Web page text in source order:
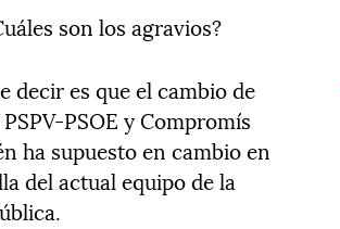
son los agravios?
decir es que el cambio de
PSOE y Compromís
ha supuesto en cambio en
del actual equipo de la